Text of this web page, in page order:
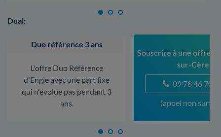
Dual:
Duo référence 3 ans
L'offre Duo Référence
d'Engie avec une part fixe
qui n'évolue pas pendant 3
ans.
Souscrire à une offre à
sur-Cère
09 78 46 70
(appel non